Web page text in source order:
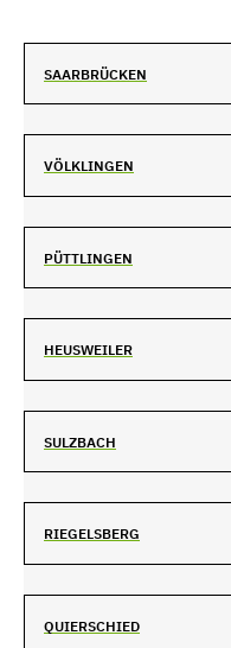
SAARBRÜCKEN
VÖLKLINGEN
PÜTTLINGEN
HEUSWEILER
SULZBACH
RIEGELSBERG
QUIERSCHIED